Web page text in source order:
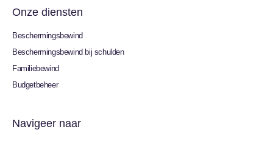
Onze diensten
Beschermingsbewind
Beschermingsbewind bij schulden
Familiebewind
Budgetbeheer
Navigeer naar